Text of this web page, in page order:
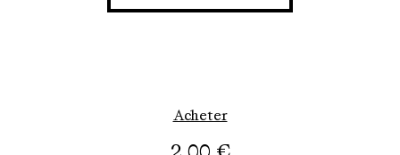
Acheter